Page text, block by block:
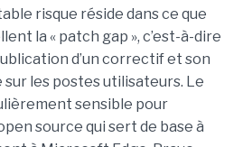
risque réside dans ce que
la « patch gap », c’est-à-dire
d’un correctif et son
les postes utilisateurs. Le
sensible pour
source qui sert de base à